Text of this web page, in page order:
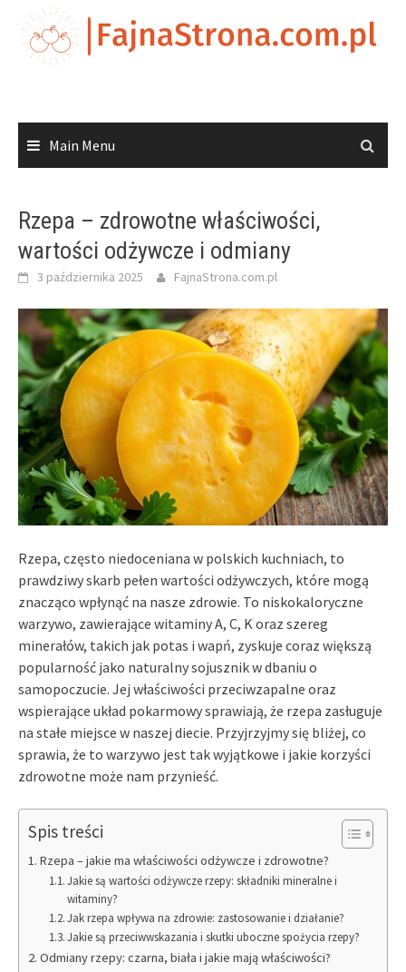
content
Main Menu
Rzepa – zdrowotne właściwości,
wartości odżywcze i odmiany
3 października 2025 FajnaStrona.com.pl
Rzepa, często niedoceniana w polskich kuchniach, to
prawdziwy skarb pełen wartości odżywczych, które mogą
znacząco wpłynąć na nasze zdrowie. To niskokaloryczne
warzywo, zawierające witaminy A, C, K oraz szereg
minerałów, takich jak potas i wapń, zyskuje coraz większą
popularność jako naturalny sojusznik w dbaniu o
samopoczucie. Jej właściwości przeciwzapalne oraz
wspierające układ pokarmowy sprawiają, że rzepa zasługuje
na stałe miejsce w naszej diecie. Przyjrzyjmy się bliżej, co
sprawia, że to warzywo jest tak wyjątkowe i jakie korzyści
zdrowotne może nam przynieść.
Spis treści
Rzepa – jakie ma właściwości odżywcze i zdrowotne?
Jakie są wartości odżywcze rzepy: składniki mineralne i
witaminy?
Jak rzepa wpływa na zdrowie: zastosowanie i działanie?
Jakie są przeciwwskazania i skutki uboczne spożycia rzepy?
Odmiany rzepy: czarna, biała i jakie mają właściwości?